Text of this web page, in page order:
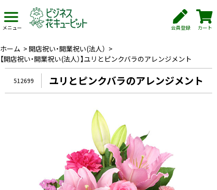
メニュー 会員登録 カート
ホーム > 開店祝い・開業祝い(法人） >
【開店祝い・開業祝い(法人）】ユリとピンクバラのアレンジメント
512699 ユリとピンクバラのアレンジメント